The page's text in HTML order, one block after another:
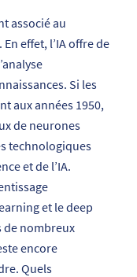
associé au
effet, l’IA offre de
Si les
aux années 1950,
de neurones
technologiques
et de l’IA.
et le deep
de nombreux
encore
Quels